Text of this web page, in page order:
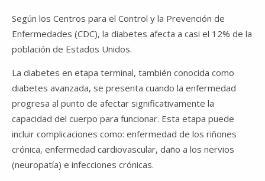
Según los Centros para el Control y la Prevención de
Enfermedades (CDC), la diabetes afecta a casi el 12% de la
población de Estados Unidos.
La diabetes en etapa terminal, también conocida como
diabetes avanzada, se presenta cuando la enfermedad
progresa al punto de afectar significativamente la
capacidad del cuerpo para funcionar. Esta etapa puede
incluir complicaciones como: enfermedad de los riñones
crónica, enfermedad cardiovascular, daño a los nervios
(neuropatía) e infecciones crónicas.